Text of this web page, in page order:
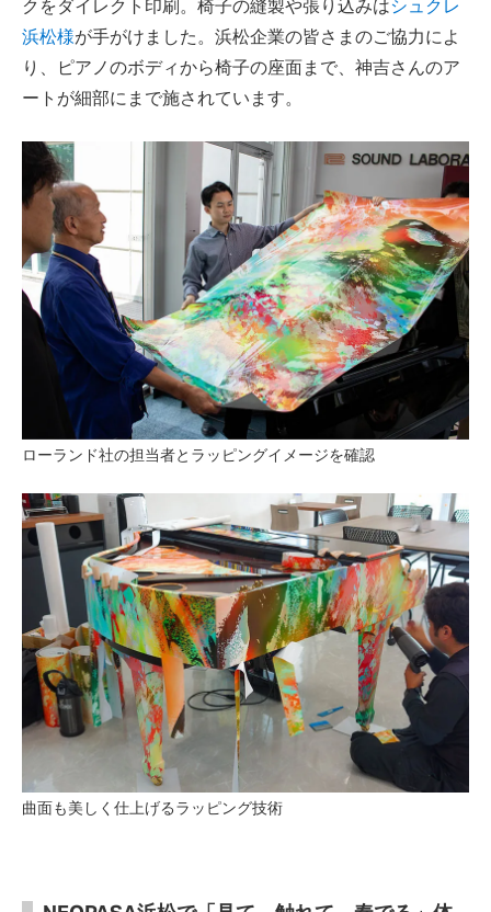
クをダイレクト印刷。椅子の縫製や張り込みはシュクレ
浜松様が手がけました。浜松企業の皆さまのご協力によ
り、ピアノのボディから椅子の座面まで、神吉さんのア
ートが細部にまで施されています。
ローランド社の担当者とラッピングイメージを確認
曲面も美しく仕上げるラッピング技術